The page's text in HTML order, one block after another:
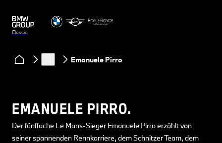
Classic
Clubs & Community
Podcast Classic Heart
Emanuele Pirro
EMANUELE PIRRO.
Der fünffache Le Mans-Sieger Emanuele Pirro erzählt von
seiner spannenden Rennkarriere, dem Schnitzer Team, dem